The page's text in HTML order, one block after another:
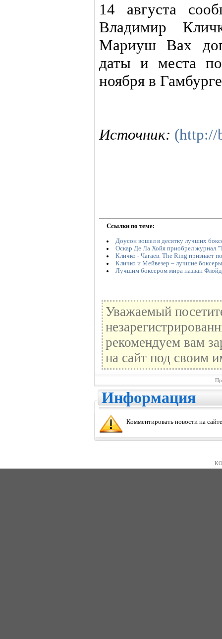
14 августа
Владимир
Мариуш Вах
даты и места
ноября в
Источник: (http://
Ссылки по теме:
Доусон вошел в десятку лучших
Оскар Де Ла Хойя приобрел журнал
Кличко - Чагаев. The Ring признает
Кличко и Мейвезер – лучшие
Лучшим боксером мира назван
Уважаемый
рекомендуем вам
на сайт под своим
Информация
Комментировать новости на